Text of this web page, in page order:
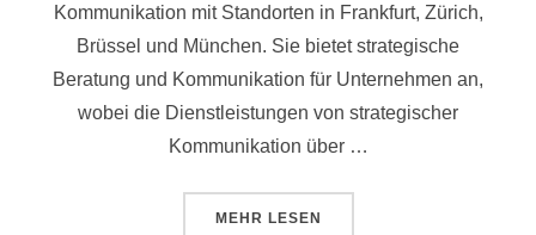
Kommunikation mit Standorten in Frankfurt, Zürich,
Brüssel und München. Sie bietet strategische
Beratung und Kommunikation für Unternehmen an,
wobei die Dienstleistungen von strategischer
Kommunikation über …
MEHR ÜBER „DIE ZUKUNFT DER
LESEN